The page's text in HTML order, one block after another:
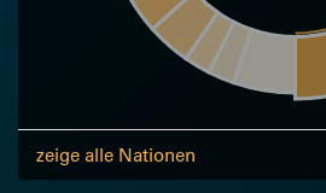
zeige alle Nationen